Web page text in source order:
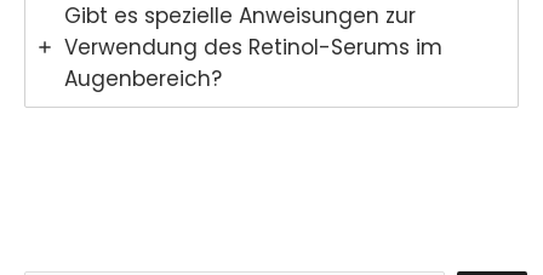
Gibt es spezielle Anweisungen zur
Verwendung des Retinol-Serums im
Augenbereich?